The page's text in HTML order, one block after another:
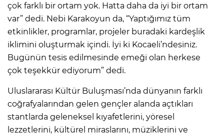
çok farklı bir ortam yok. Hatta daha da iyi bir ortam
var” dedi. Nebi Karakoyun da, “Yaptığımız tüm
etkinlikler, programlar, projeler buradaki kardeşlik
iklimini oluşturmak içindi. İyi ki Kocaeli’ndesiniz.
Bugünün tesis edilmesinde emeği olan herkese
çok teşekkür ediyorum” dedi.
Uluslararası Kültür Buluşması’nda dünyanın farklı
coğrafyalarından gelen gençler alanda açtıkları
stantlarda geleneksel kıyafetlerini, yöresel
lezzetlerini, kültürel miraslarını, müziklerini ve